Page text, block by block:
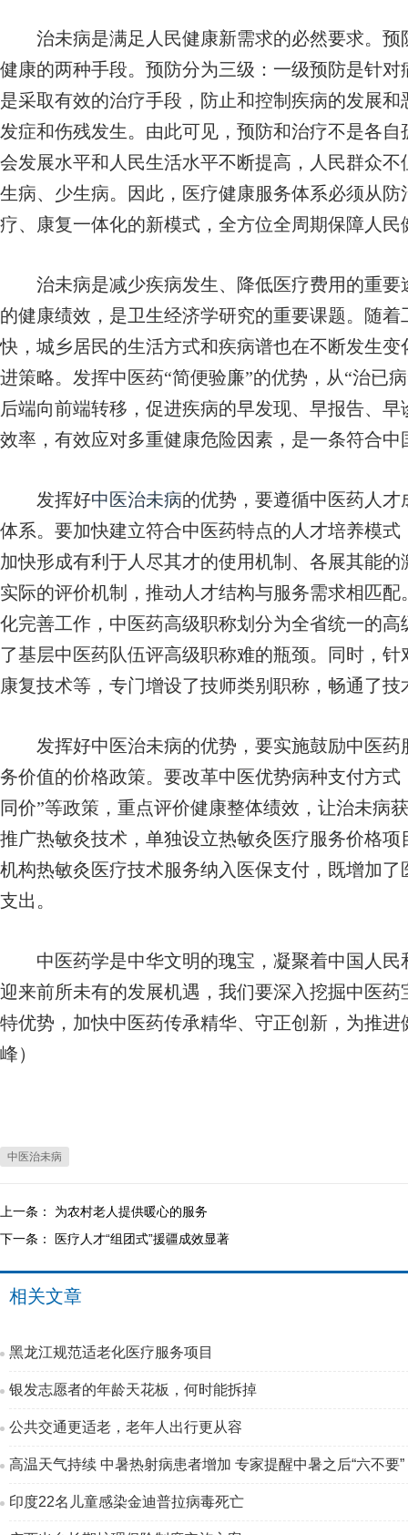
治未病是满足人民健康新需求的必然要求。预
健康的两种手段。预防分为三级：一级预防是针
是采取有效的治疗手段，防止和控制疾病的发展
发症和伤残发生。由此可见，预防和治疗不是各
会发展水平和人民生活水平不断提高，人民群众
生病、少生病。因此，医疗健康服务体系必须从
疗、康复一体化的新模式，全方位全周期保障人民
治未病是减少疾病发生、降低医疗费用的重要
的健康绩效，是卫生经济学研究的重要课题。随
快，城乡居民的生活方式和疾病谱也在不断发生
进策略。发挥中医药“简便验廉”的优势，从“治已
后端向前端转移，促进疾病的早发现、早报告、
效率，有效应对多重健康危险因素，是一条符合
发挥好中医治未病的优势，要遵循中医药人
体系。要加快建立符合中医药特点的人才培养模
加快形成有利于人尽其才的使用机制、各展其能
实际的评价机制，推动人才结构与服务需求相匹
化完善工作，中医药高级职称划分为全省统一的
了基层中医药队伍评高级职称难的瓶颈。同时，
康复技术等，专门增设了技师类别职称，畅通了
发挥好中医治未病的优势，要实施鼓励中医药
务价值的价格政策。要改革中医优势病种支付方
同价”等政策，重点评价健康整体绩效，让治未病
推广热敏灸技术，单独设立热敏灸医疗服务价格
机构热敏灸医疗技术服务纳入医保支付，既增加
支出。
中医药学是中华文明的瑰宝，凝聚着中国人民
迎来前所未有的发展机遇，我们要深入挖掘中医
特优势，加快中医药传承精华、守正创新，为推
峰）
中医治未病
上一条： 为农村老人提供暖心的服务
下一条：
医疗人才“组团式”援疆成效显著
相关文章
黑龙江规范适老化医疗服务项目
银发志愿者的年龄天花板，何时能拆掉
公共交通更适老，老年人出行更从容
高温天气持续 中暑热射病患者增加 专家提醒中暑之后“六不要”
印度22名儿童感染金迪普拉病毒死亡